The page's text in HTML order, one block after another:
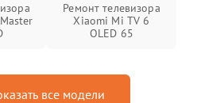
Ремонт телевизора
Xiaomi Mi TV 6
OLED 65
все модели